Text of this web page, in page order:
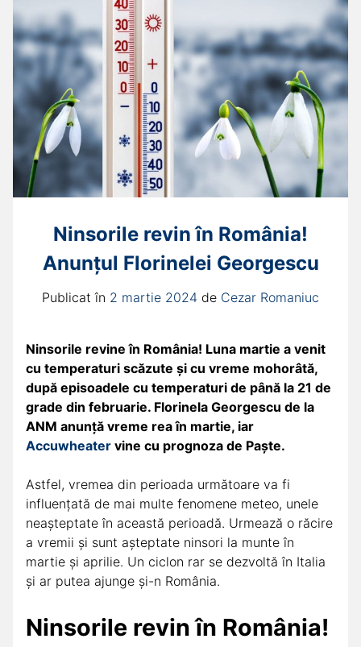
Ninsorile revin în România!
Anunțul Florinelei Georgescu
Publicat în 2 martie 2024 de Cezar Romaniuc
Ninsorile revine în România! Luna martie a venit
cu temperaturi scăzute și cu vreme mohorâtă,
după episoadele cu temperaturi de până la 21 de
grade din februarie. Florinela Georgescu de la
ANM anunţă vreme rea în martie, iar
Accuwheater vine cu prognoza de Paşte.
Astfel, vremea din perioada următoare va fi
influențată de mai multe fenomene meteo, unele
neașteptate în această perioadă. Urmează o răcire
a vremii și sunt așteptate ninsori la munte în
martie și aprilie. Un ciclon rar se dezvoltă în Italia
și ar putea ajunge și-n România.
Ninsorile revin în România!